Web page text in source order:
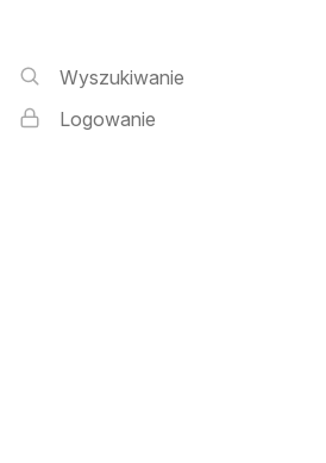
Wyszukiwarka i logowanie
Wyszukiwanie
Logowanie